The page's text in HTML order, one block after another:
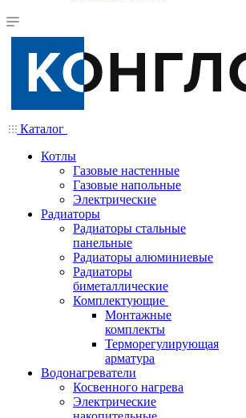
Каталог
Котлы
Газовые настенные
Газовые напольные
Электрические
Радиаторы
Радиаторы стальные
панельные
Радиаторы алюминиевые
Радиаторы
биметаллические
Комплектующие
Монтажные
комплекты
Терморегулирующая
арматура
Водонагреватели
Косвенного нагрева
Электрические